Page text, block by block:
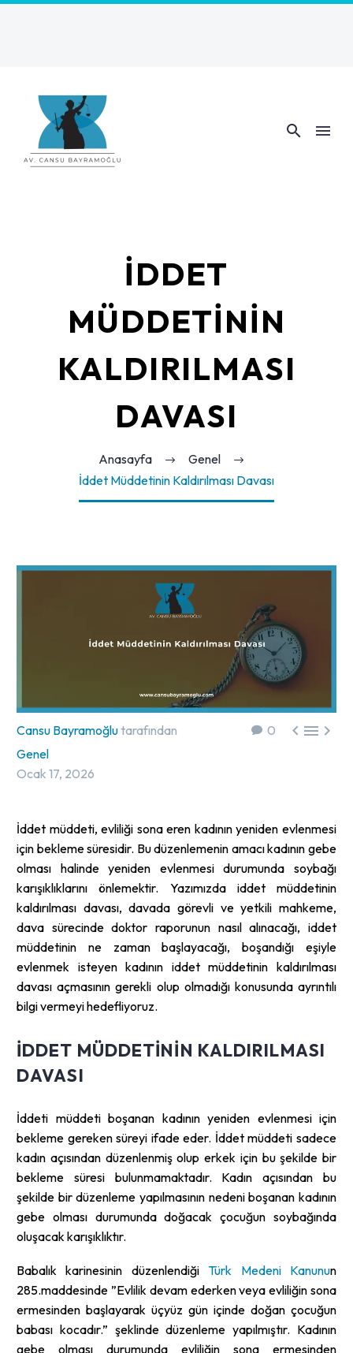
İDDET
MÜDDETININ
KALDIRILMASI
DAVASI
Anasayfa
Genel
İddet Müddetinin Kaldırılması Davası
0 
Cansu Bayramoğlu tarafından
Genel
Ocak 17, 2026
İddet müddeti, evliliği sona eren kadının yeniden evlenmesi
için bekleme süresidir. Bu düzenlemenin amacı kadının gebe
olması halinde yeniden evlenmesi durumunda soybağı
karışıklıklarını önlemektir. Yazımızda iddet müddetinin
kaldırılması davası, davada görevli ve yetkili mahkeme,
dava sürecinde doktor raporunun nasıl alınacağı, iddet
müddetinin ne zaman başlayacağı, boşandığı eşiyle
evlenmek isteyen kadının iddet müddetinin kaldırılması
davası açmasının gerekli olup olmadığı konusunda ayrıntılı
bilgi vermeyi hedefliyoruz.
İDDET MÜDDETININ KALDIRILMASI
DAVASI
İddeti müddeti boşanan kadının yeniden evlenmesi için
bekleme gereken süreyi ifade eder. İddet müddeti sadece
kadın açısından düzenlenmiş olup erkek için bu şekilde bir
bekleme süresi bulunmamaktadır. Kadın açısından bu
şekilde bir düzenleme yapılmasının nedeni boşanan kadının
gebe olması durumunda doğacak çocuğun soybağında
oluşacak karışıklıktır.
Babalık karinesinin düzenlendiğiTürk Medeni Kanunun
285.maddesinde ”Evlilik devam ederken veya evliliğin sona
ermesinden başlayarak üçyüz gün içinde doğan çocuğun
babası kocadır.” şeklinde düzenleme yapılmıştır. Kadının
gebe olması durumunda evliliğin sona ermesinden